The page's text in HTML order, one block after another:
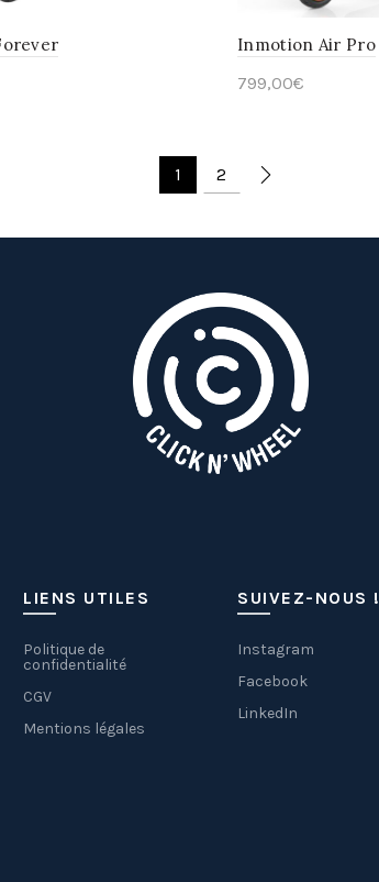
Inmotion Air Pro
799,00€
1 2
LIENS UTILES
Politique de
confidentialité
CGV
Mentions légales
SUIVEZ-NOUS !
Instagram
Facebook
LinkedIn